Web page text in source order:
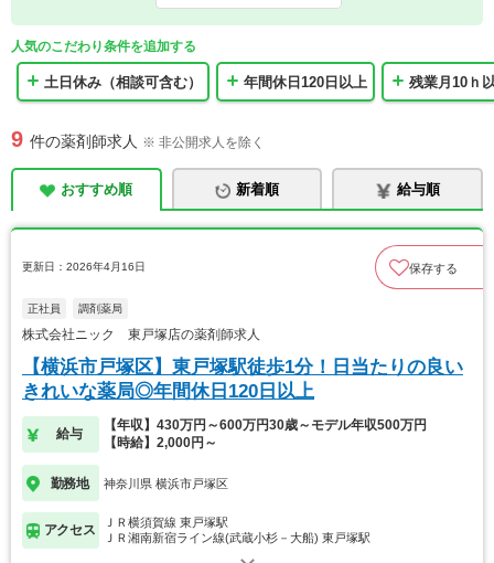
人気のこだわり条件を追加する
土日休み（相談可含む） 年間休日120日以上 残業月10ｈ
9 件の薬剤師求人 ※ 非公開求人を除く
おすすめ順 新着順 給与順
更新日：2026年4月16日 保存する
正社員 調剤薬局
株式会社ニック 東戸塚店の薬剤師求人
【横浜市戸塚区】東戸塚駅徒歩1分！日当たりの良い
きれいな薬局◎年間休日120日以上
給与
【年収】430万円～600万円30歳～モデル年収500万円
【時給】2,000円～
勤務地 神奈川県 横浜市戸塚区
アクセス
ＪＲ横須賀線 東戸塚駅
ＪＲ湘南新宿ライン線(武蔵小杉－大船) 東戸塚駅